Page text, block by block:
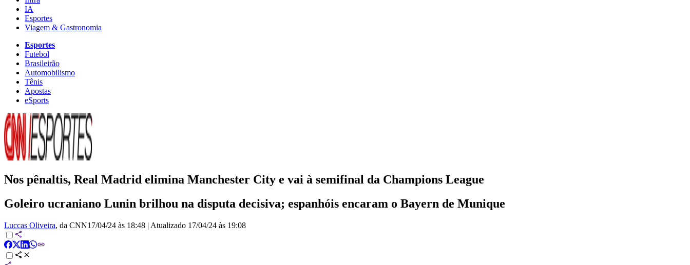
IA
Esportes
Viagem & Gastronomia
Esportes
Futebol
Brasileirão
Automobilismo
Tênis
Apostas
eSports
Nos pênaltis, Real Madrid elimina Manchester City e vai à semifinal da Champions League
Goleiro ucraniano Lunin brilhou na disputa decisiva; espanhóis encaram o Bayern de Munique
Luccas Oliveira, da CNN17/04/24 às 18:48 | Atualizado 17/04/24 às 19:08